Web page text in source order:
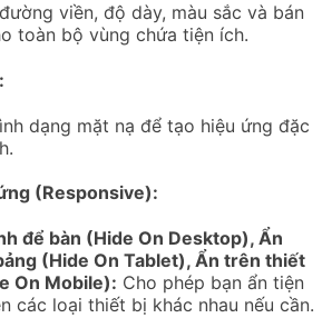
viền, độ dày, màu sắc và bán
toàn bộ vùng chứa tiện ích.
dạng mặt nạ để tạo hiệu ứng đặc
(Responsive):
để bàn (Hide On Desktop), Ẩn
(Hide On Tablet), Ẩn trên thiết
On Mobile): Cho phép bạn ẩn tiện
các loại thiết bị khác nhau nếu cần.